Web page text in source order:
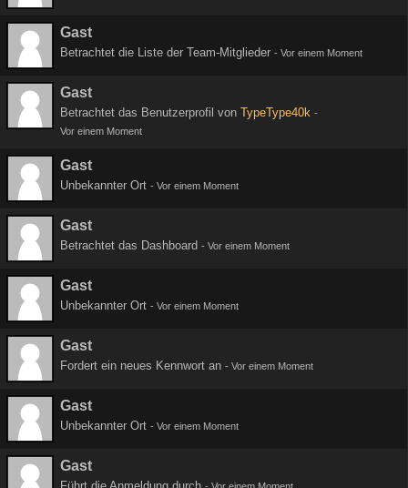
Gast
Betrachtet die Liste der Team-Mitglieder - Vor einem Moment
Gast
Betrachtet das Benutzerprofil von TypeType40k -
Vor einem Moment
Gast
Unbekannter Ort - Vor einem Moment
Gast
Betrachtet das Dashboard - Vor einem Moment
Gast
Unbekannter Ort - Vor einem Moment
Gast
Fordert ein neues Kennwort an - Vor einem Moment
Gast
Unbekannter Ort - Vor einem Moment
Gast